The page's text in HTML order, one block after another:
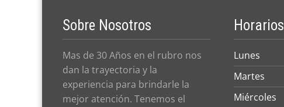
Sobre Nosotros
Mas de 30 Años en el rubro nos
dan la trayectoria y la
experiencia para brindarle la
mejor atención. Tenemos el
Horarios
Lunes
Martes
Miércoles